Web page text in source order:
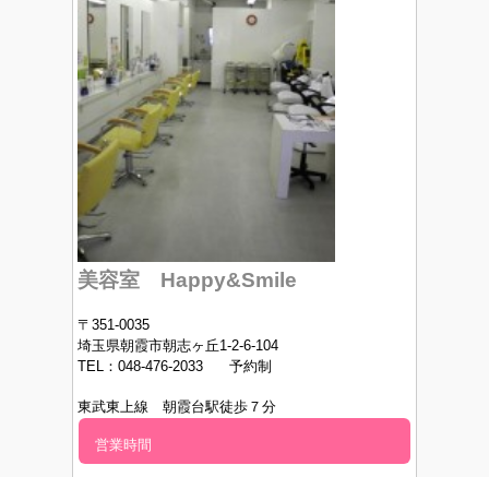
美容室 Happy&Smile
〒351-0035
埼玉県朝霞市朝志ヶ丘1-2-6-104
TEL：048-476-2033 予約制
東武東上線 朝霞台駅徒歩７分
営業時間